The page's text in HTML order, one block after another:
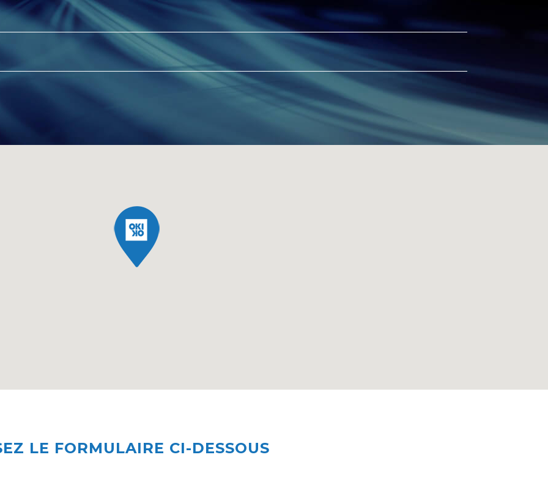
LE FORMULAIRE CI-DESSOUS